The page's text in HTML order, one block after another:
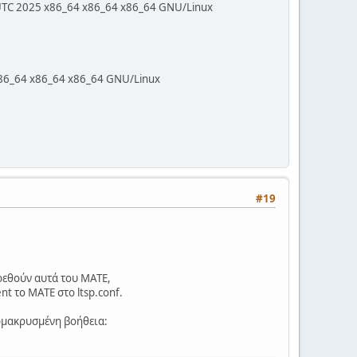
2025 x86_64 x86_64 x86_64 GNU/Linux
x86_64 x86_64 GNU/Linux
#19
αυτά του MATE,
το MATE στο ltsp.conf.
βοήθεια: